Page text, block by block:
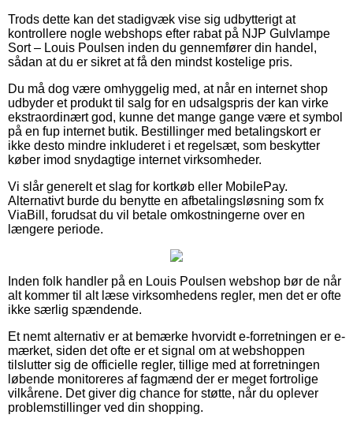
Trods dette kan det stadigvæk vise sig udbytterigt at
kontrollere nogle webshops efter rabat på NJP Gulvlampe
Sort – Louis Poulsen inden du gennemfører din handel,
sådan at du er sikret at få den mindst kostelige pris.
Du må dog være omhyggelig med, at når en internet shop
udbyder et produkt til salg for en udsalgspris der kan virke
ekstraordinært god, kunne det mange gange være et symbol
på en fup internet butik. Bestillinger med betalingskort er
ikke desto mindre inkluderet i et regelsæt, som beskytter
køber imod snydagtige internet virksomheder.
Vi slår generelt et slag for kortkøb eller MobilePay.
Alternativt burde du benytte en afbetalingsløsning som fx
ViaBill, forudsat du vil betale omkostningerne over en
længere periode.
Inden folk handler på en Louis Poulsen webshop bør de når
alt kommer til alt læse virksomhedens regler, men det er ofte
ikke særlig spændende.
Et nemt alternativ er at bemærke hvorvidt e-forretningen er e-
mærket, siden det ofte er et signal om at webshoppen
tilslutter sig de officielle regler, tillige med at forretningen
løbende monitoreres af fagmænd der er meget fortrolige
vilkårene. Det giver dig chance for støtte, når du oplever
problemstillinger ved din shopping.